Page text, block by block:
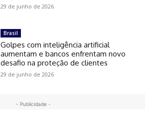
29 de junho de 2026
Brasil
Golpes com inteligência artificial
aumentam e bancos enfrentam novo
desafio na proteção de clientes
29 de junho de 2026
- Publicidade -